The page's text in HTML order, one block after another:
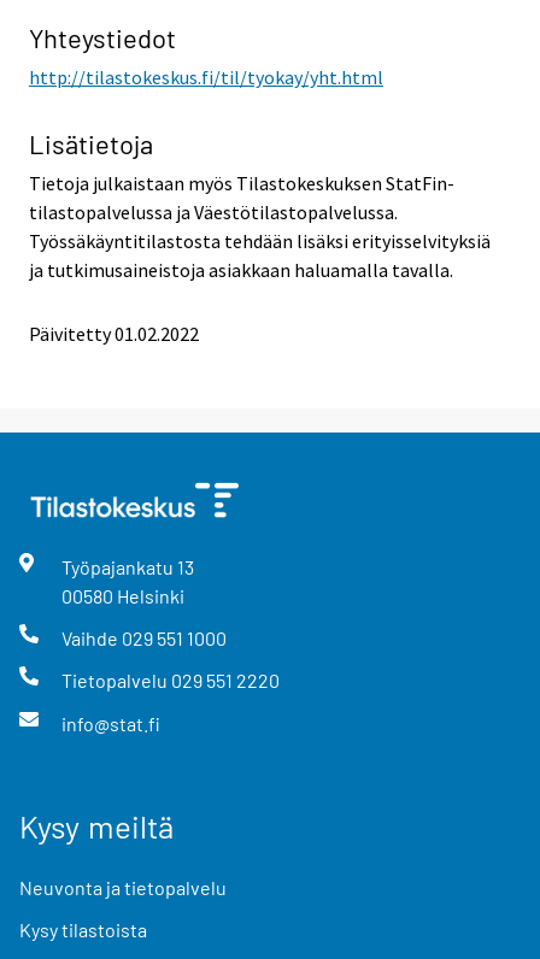
Yhteystiedot
http://tilastokeskus.fi/til/tyokay/yht.html
Lisätietoja
Tietoja julkaistaan myös Tilastokeskuksen StatFin-
tilastopalvelussa ja Väestötilastopalvelussa.
Työssäkäyntitilastosta tehdään lisäksi erityisselvityksiä
ja tutkimusaineistoja asiakkaan haluamalla tavalla.
Päivitetty 01.02.2022
Työpajankatu 13
00580 Helsinki
Vaihde 029 551 1000
Tietopalvelu 029 551 2220
info@stat.fi
Kysy meiltä
Neuvonta ja tietopalvelu
Kysy tilastoista